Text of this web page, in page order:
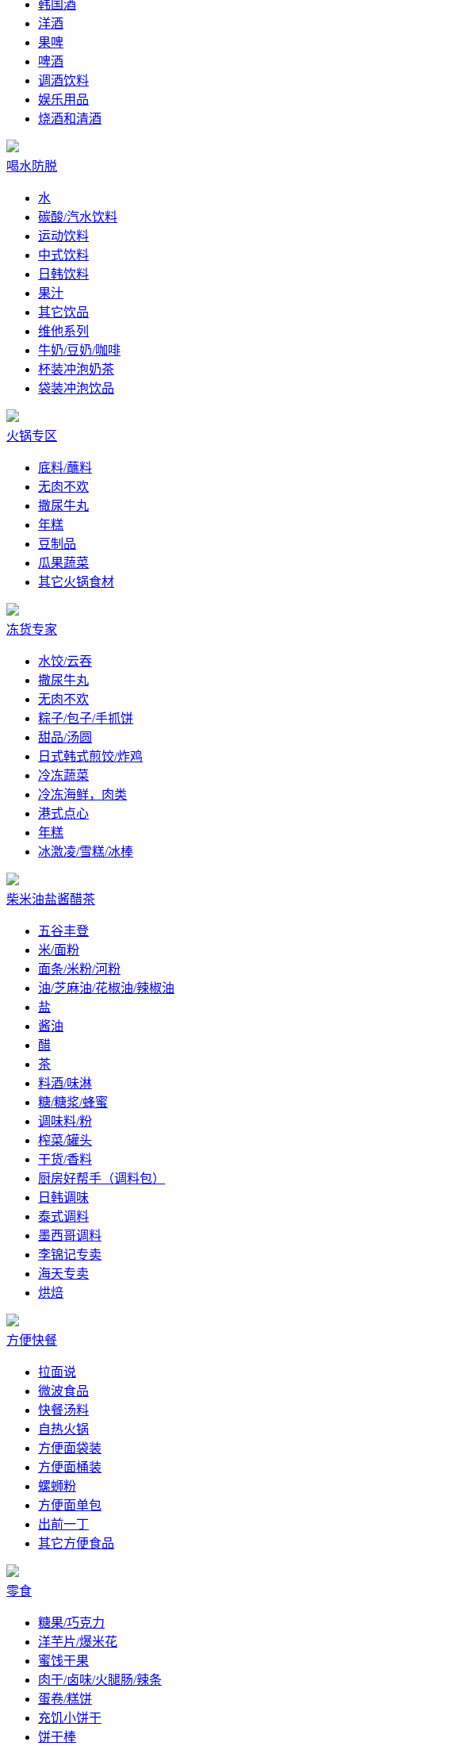
韩国酒
洋酒
果啤
啤酒
调酒饮料
娱乐用品
烧酒和清酒
喝水防脱
水
碳酸/汽水饮料
运动饮料
中式饮料
日韩饮料
果汁
其它饮品
维他系列
牛奶/豆奶/咖啡
杯装冲泡奶茶
袋装冲泡饮品
火锅专区
底料/蘸料
无肉不欢
撒尿牛丸
年糕
豆制品
瓜果蔬菜
其它火锅食材
冻货专家
水饺/云吞
撒尿牛丸
无肉不欢
粽子/包子/手抓饼
甜品/汤圆
日式韩式煎饺/炸鸡
冷冻蔬菜
冷冻海鲜，肉类
港式点心
年糕
冰激凌/雪糕/冰棒
柴米油盐酱醋茶
五谷丰登
米/面粉
面条/米粉/河粉
油/芝麻油/花椒油/辣椒油
盐
酱油
醋
茶
料酒/味淋
糖/糖浆/蜂蜜
调味料/粉
榨菜/罐头
干货/香料
厨房好帮手（调料包）
日韩调味
泰式调料
墨西哥调料
李锦记专卖
海天专卖
烘焙
方便快餐
拉面说
微波食品
快餐汤料
自热火锅
方便面袋装
方便面桶装
螺蛳粉
方便面单包
出前一丁
其它方便食品
零食
糖果/巧克力
洋芋片/爆米花
蜜饯干果
肉干/卤味/火腿肠/辣条
蛋卷/糕饼
充饥小饼干
饼干棒